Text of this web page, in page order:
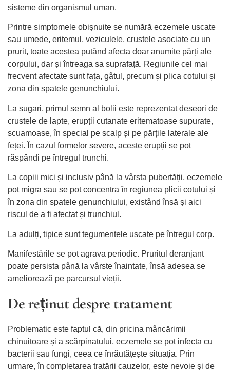
sisteme din organismul uman.
Printre simptomele obișnuite se numără eczemele uscate
sau umede, eritemul, veziculele, crustele asociate cu un
prurit, toate acestea putând afecta doar anumite părți ale
corpului, dar și întreaga sa suprafață. Regiunile cel mai
frecvent afectate sunt fața, gâtul, precum și plica cotului și
zona din spatele genunchiului.
La sugari, primul semn al bolii este reprezentat deseori de
crustele de lapte, erupții cutanate eritematoase supurate,
scuamoase, în special pe scalp și pe părțile laterale ale
feței. În cazul formelor severe, aceste erupții se pot
răspândi pe întregul trunchi.
La copiii mici și inclusiv până la vârsta pubertății, eczemele
pot migra sau se pot concentra în regiunea plicii cotului și
în zona din spatele genunchiului, existând însă și aici
riscul de a fi afectat și trunchiul.
La adulți, tipice sunt tegumentele uscate pe întregul corp.
Manifestările se pot agrava periodic. Pruritul deranjant
poate persista până la vârste înaintate, însă adesea se
ameliorează pe parcursul vieții.
De reținut despre tratament
Problematic este faptul că, din pricina mâncărimii
chinuitoare și a scărpinatului, eczemele se pot infecta cu
bacterii sau fungi, ceea ce înrăutățește situația. Prin
urmare, în completarea tratării cauzelor, este nevoie și de